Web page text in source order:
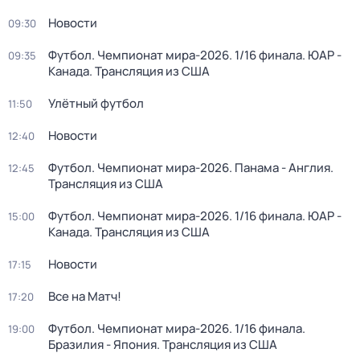
09:30 Новости
09:35
Футбол. Чемпионат мира-2026. 1/16 финала. ЮАР -
Канада. Трансляция из США
11:50 Улётный футбол
12:40 Новости
12:45
Футбол. Чемпионат мира-2026. Панама - Англия.
Трансляция из США
15:00
Футбол. Чемпионат мира-2026. 1/16 финала. ЮАР -
Канада. Трансляция из США
17:15 Новости
17:20 Все на Матч!
19:00
Футбол. Чемпионат мира-2026. 1/16 финала.
Бразилия - Япония. Трансляция из США